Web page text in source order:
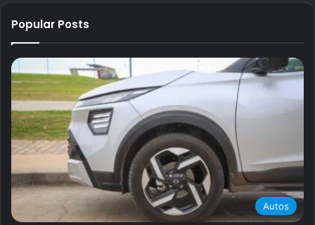
Popular Posts
Autos